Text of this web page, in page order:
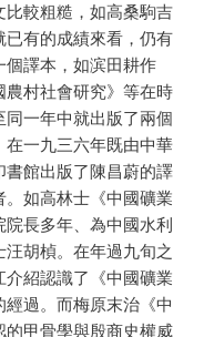
較粗糙，如高桑駒吉
已有的成績來看，仍有
個譯本，如滨田耕作
農村社會研究》等在時
一年中就出版了兩個
一九三六年既由中華
館出版了陳昌蔚的譯
如高林士《中國礦業
長多年、為中國水利
胡楨。在年過九旬之
紹認識了《中國礦業
過。而梅原末治《中
的甲骨學與殷商史權威